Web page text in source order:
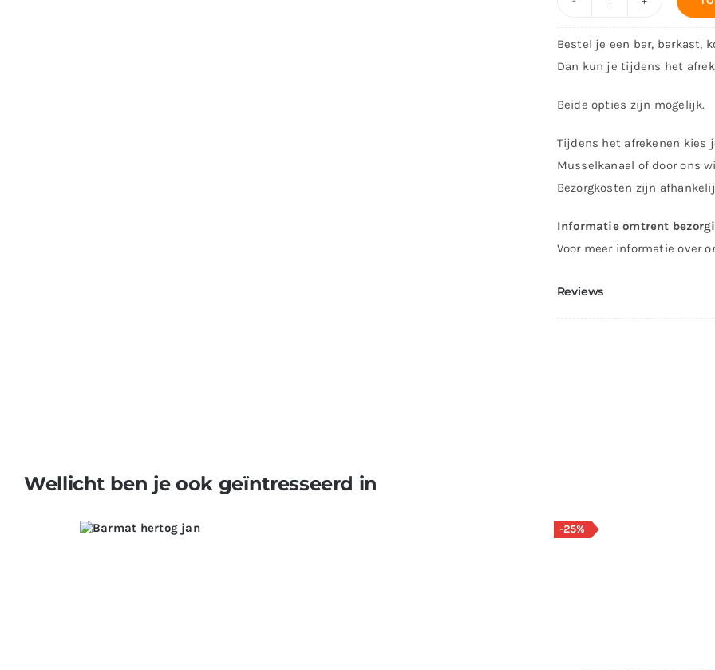
Bestel je een bar, barkast,
Dan kun je tijdens het
Beide opties zijn mogelijk.
Tijdens het afrekenen kies
Musselkanaal of door ons
Bezorgkosten zijn
Informatie omtrent
Voor meer informatie over
Reviews
Wellicht ben je ook geïntresseerd in
-25%